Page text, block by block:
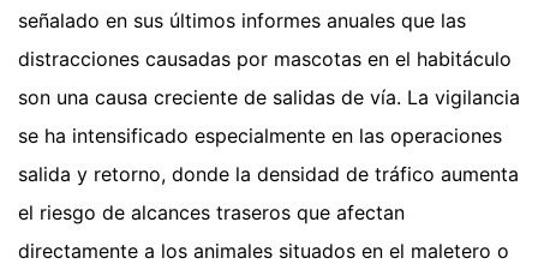
señalado en sus últimos informes anuales que las
distracciones causadas por mascotas en el habitáculo
son una causa creciente de salidas de vía. La vigilancia
se ha intensificado especialmente en las operaciones
salida y retorno, donde la densidad de tráfico aumenta
el riesgo de alcances traseros que afectan
directamente a los animales situados en el maletero o